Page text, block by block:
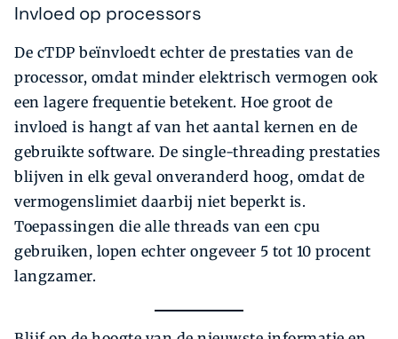
Invloed op processors
De cTDP beïnvloedt echter de prestaties van de
processor, omdat minder elektrisch vermogen ook
een lagere frequentie betekent. Hoe groot de
invloed is hangt af van het aantal kernen en de
gebruikte software. De single-threading prestaties
blijven in elk geval onveranderd hoog, omdat de
vermogenslimiet daarbij niet beperkt is.
Toepassingen die alle threads van een cpu
gebruiken, lopen echter ongeveer 5 tot 10 procent
langzamer.